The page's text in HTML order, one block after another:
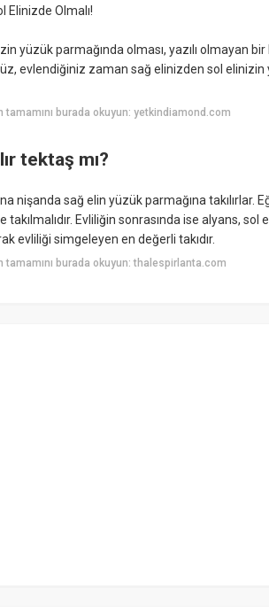
Elinizde Olmalı!
yüzük parmağında olması, yazılı olmayan
evlendiğiniz zaman sağ elinizden sol elinizin
tamamını burada okuyun: yetkindiamond.com
tektaş mı?
nişanda sağ elin yüzük parmağına takılırlar.
Evliliğin sonrasında ise alyans, sol
evliliği simgeleyen en değerli takıdır.
tamamını burada okuyun: thalespirlanta.com